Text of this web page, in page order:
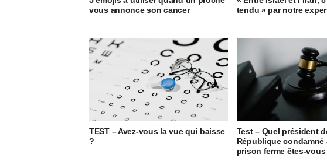
vous annonce son cancer
tendu » par notre
TEST – Avez-vous la vue qui baisse
?
Test – Quel président
République condamné
prison ferme êtes-vous